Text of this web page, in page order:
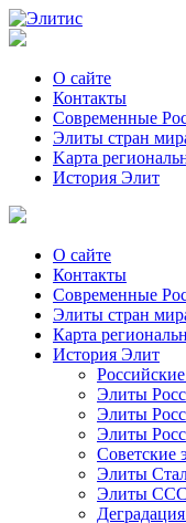
О сайте
Контакты
Современные
Элиты стран
Kартa
История Элит
О сайте
Контакты
Современные
Элиты стран
Картa
История Элит
Элиты
Элиты
Элиты
Советские
Элиты
Элиты